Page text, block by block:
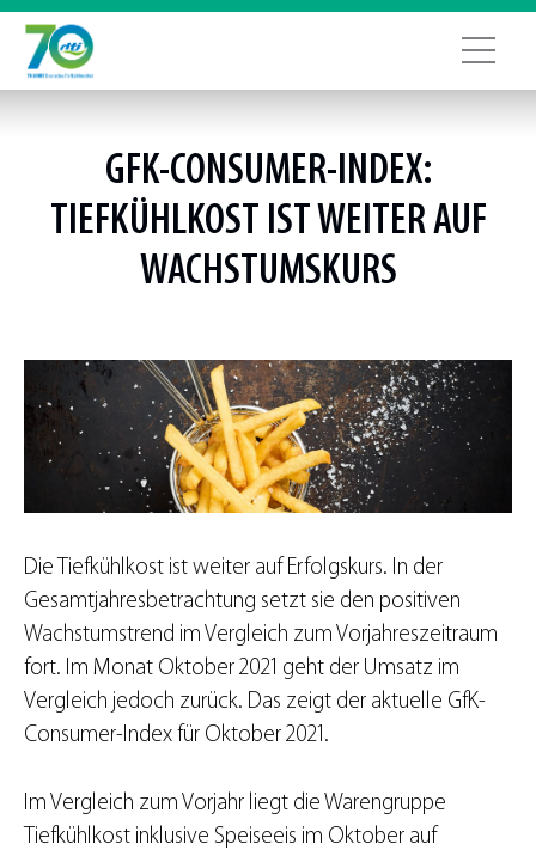
GFK-CONSUMER-INDEX:
TIEFKÜHLKOST IST WEITER AUF
WACHSTUMSKURS
Die Tiefkühlkost ist weiter auf Erfolgskurs. In der
Gesamtjahresbetrachtung setzt sie den positiven
Wachstumstrend im Vergleich zum Vorjahreszeitraum
fort. Im Monat Oktober 2021 geht der Umsatz im
Vergleich jedoch zurück. Das zeigt der aktuelle GfK-
Consumer-Index für Oktober 2021.
Im Vergleich zum Vorjahr liegt die Warengruppe
Tiefkühlkost inklusive Speiseeis im Oktober auf